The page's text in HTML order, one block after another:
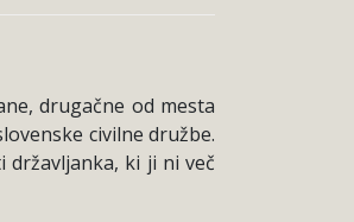
drugačne od mesta
civilne družbe.
ki ji ni več